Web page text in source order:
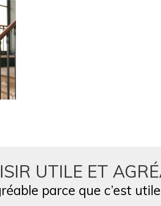
UTILE ET
parce que c’est